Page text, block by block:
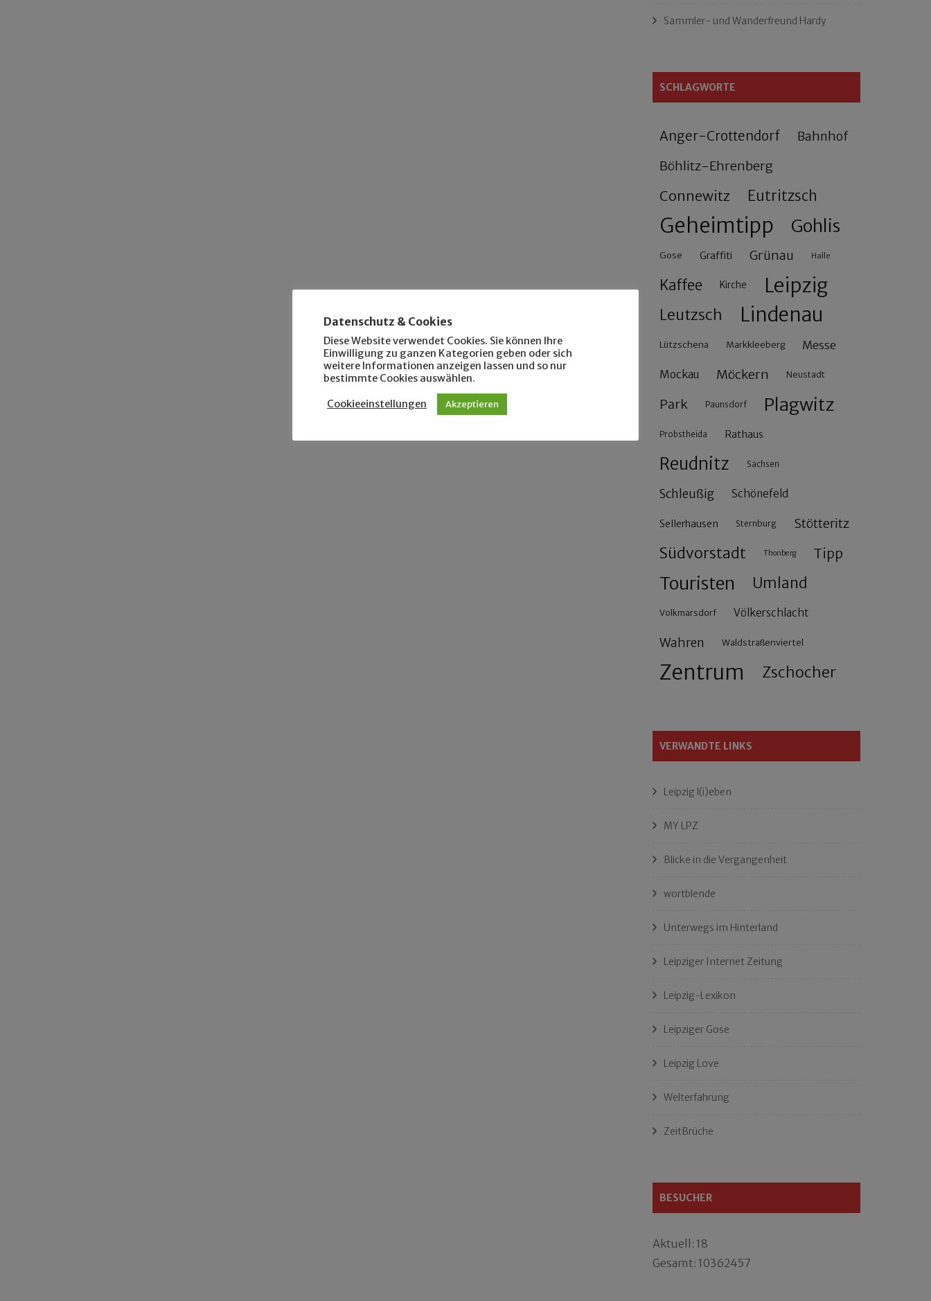
Sammler- und Wanderfreund Hardy
SCHLAGWORTE
Anger-Crottendorf Bahnhof
Böhlitz-Ehrenberg
Connewitz Eutritzsch
Geheimtipp Gohlis
Gose Graffiti Grünau Halle
Kaffee Kirche Leipzig
Leutzsch Lindenau
Lützschena Markkleeberg Messe
Mockau Möckern Neustadt
Park Paunsdorf Plagwitz
Probstheida Rathaus
Reudnitz Sachsen
Schleußig Schönefeld
Sellerhausen Sternburg Stötteritz
Südvorstadt Thonberg Tipp
Touristen Umland
Volkmarsdorf Völkerschlacht
Wahren Waldstraßenviertel
Zentrum Zschocher
VERWANDTE LINKS
Leipzig l(i)eben
MY LPZ
Blicke in die Vergangenheit
wortblende
Unterwegs im Hinterland
Leipziger Internet Zeitung
Leipzig-Lexikon
Leipziger Gose
Leipzig Love
Welterfahrung
ZeitBrüche
BESUCHER
Aktuell: 18
Gesamt: 10362457
Datenschutz & Cookies
Diese Website verwendet Cookies. Sie können Ihre
Einwilligung zu ganzen Kategorien geben oder sich
weitere Informationen anzeigen lassen und so nur
bestimmte Cookies auswählen.
Cookieeinstellungen Akzeptieren